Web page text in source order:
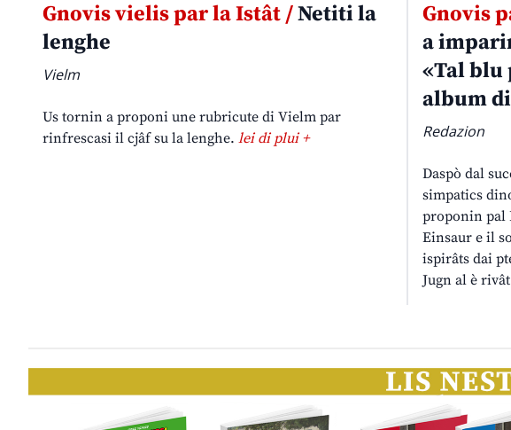
Gnovis vielis par la Istât /Netiti la
lenghe
Vielm
Us tornin a proponi une rubricute di Vielm par
rinfrescasi il cjâf su la lenghe. lei di plui +
Gnovis
a
«Tal
album
Redazion
Daspò dal
simpatics
proponin pal
Einsaur e il
ispirâts dai
Jugn al è